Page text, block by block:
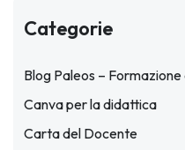
Categorie
Blog Paleos –
Canva per la didattica
Carta del Docente